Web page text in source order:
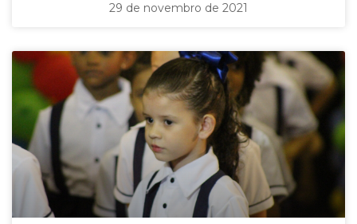
29 de novembro de 2021